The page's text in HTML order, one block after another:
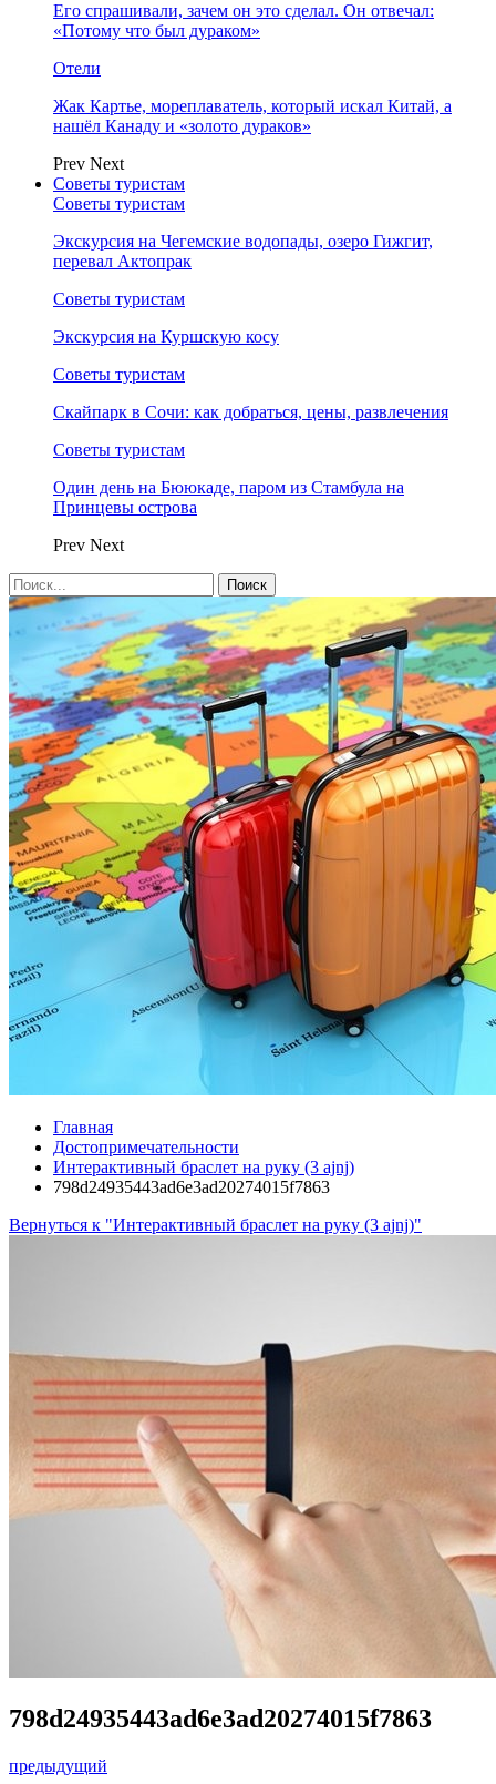
Его спрашивали, зачем он это сделал. Он отвечал:
«Потому что был дураком»
Отели
Жак Картье, мореплаватель, который искал Китай, а
нашёл Канаду и «золото дураков»
Prev Next
Советы туристам
Советы туристам
Экскурсия на Чегемские водопады, озеро Гижгит,
перевал Актопрак
Советы туристам
Экскурсия на Куршскую косу
Советы туристам
Скайпарк в Сочи: как добраться, цены, развлечения
Советы туристам
Один день на Бююкаде, паром из Стамбула на
Принцевы острова
Prev Next
Главная
Достопримечательности
Интерактивный браслет на руку (3 ajnj)
798d24935443ad6e3ad20274015f7863
Вернуться к "Интерактивный браслет на руку (3 ajnj)"
798d24935443ad6e3ad20274015f7863
предыдущий